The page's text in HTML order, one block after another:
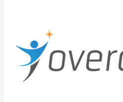
(Διαδικτυακή
Εκπαιδευτική
Πλατφόρμα)